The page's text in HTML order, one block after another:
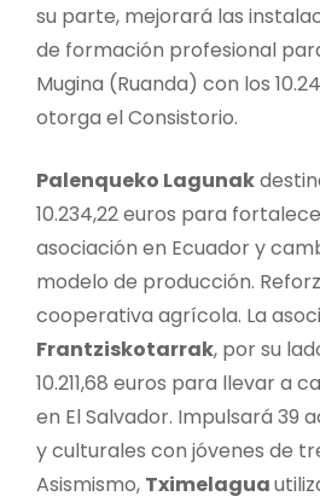
su parte, mejorará las
de formación profesional
Mugina (Ruanda) con los
otorga el Consistorio.
Palenqueko Lagunak
10.234,22 euros para
asociación en Ecuador y
modelo de producción.
cooperativa agrícola. La
Frantziskotarrak, por su
10.211,68 euros para llevar a
en El Salvador. Impulsará 39
y culturales con jóvenes de
Asismismo, Tximelagua